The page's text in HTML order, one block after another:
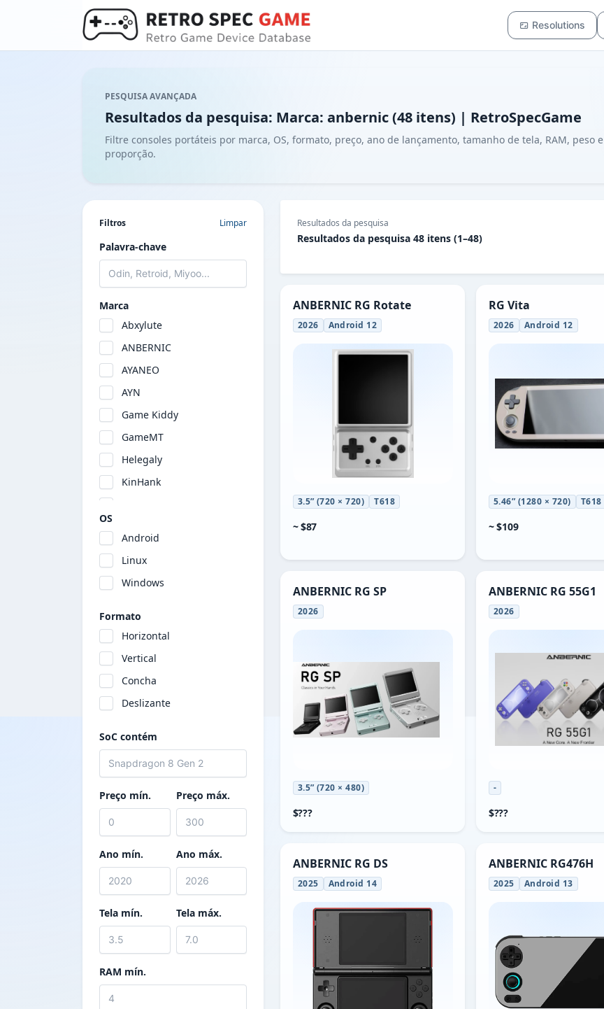
Resolutions
PESQUISA AVANÇADA
Resultados da pesquisa: Marca: anbernic (48 itens) | RetroSpecGame
Filtre consoles portáteis por marca, OS, formato, preço, ano de lançamento, tamanho de tela, RAM, peso e
proporção.
Filtros Limpar
Palavra-chave
Marca
Abxylute
ANBERNIC
AYANEO
AYN
Game Kiddy
GameMT
Helegaly
KinHank
Miyoo
ONEXSUGAR
PowKiddy
Razer
Retroid
XU Retro
OS
Android
Linux
Windows
Formato
Horizontal
Vertical
Concha
Deslizante
SoC contém
Preço mín. Preço máx.
Ano mín. Ano máx.
Tela mín. Tela máx.
RAM mín.
Resultados da pesquisa
Resultados da pesquisa 48 itens (1–48)
ANBERNIC RG Rotate
2026 Android 12
3.5” (720 × 720) T618
~ $87
RG Vita
2026 Android 12
5.46” (1280 × 720) T618
~ $109
ANBERNIC RG SP
2026
3.5” (720 × 480)
$???
ANBERNIC RG 55G1
2026
-
$???
ANBERNIC RG DS
2025 Android 14
ANBERNIC RG476H
2025 Android 13